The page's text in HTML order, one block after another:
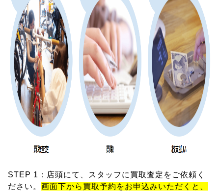
STEP 1：店頭にて、スタッフに買取査定をご依頼く
ださい。 画面下から買取予約をお申込みいただくと、